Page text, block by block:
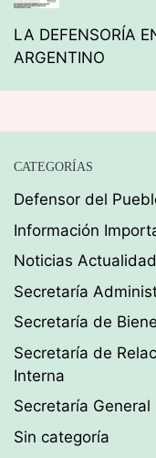
LA DEFENSORÍA
ARGENTINO
CATEGORÍAS
Defensor del
Información
Noticias Actualidad
Secretaría
Secretaría de
Secretaría de
Interna
Secretaría General
Sin categoría